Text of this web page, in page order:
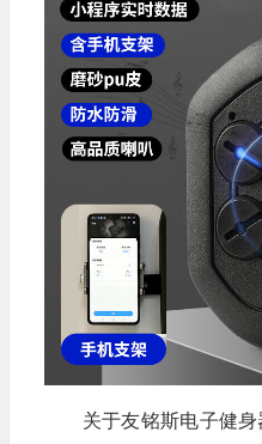
关于友铭斯电子健